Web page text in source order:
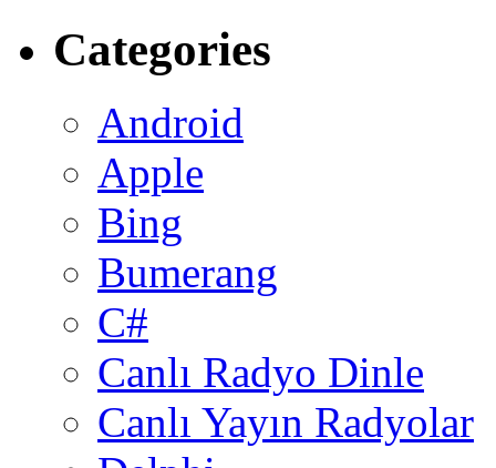
Categories
Android
Apple
Bing
Bumerang
C#
Canlı Radyo Dinle
Canlı Yayın Radyolar